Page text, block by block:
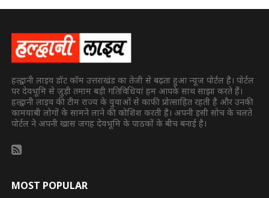
हल्द्वानी लाइव डॉट कॉम उत्तराखंड का तेजी से बढ़ता हुआ न्यूज पोर्टल है। पोर्टल
पर देवभूमि से जुड़ी तमाम बड़ी गतिविधियां हम आपके साथ साझा करते हैं।
हल्द्वानी लाइव की टीम राज्य के युवाओं से काफी प्रोत्साहित रहती है और उनकी
कामयाबी लोगों के सामने लाने की कोशिश करती है। अपनी इसी सोच के चलते
पोर्टल ने अपनी खास जगह देवभूमि के पाठकों के बीच बनाई है।
MOST POPULAR